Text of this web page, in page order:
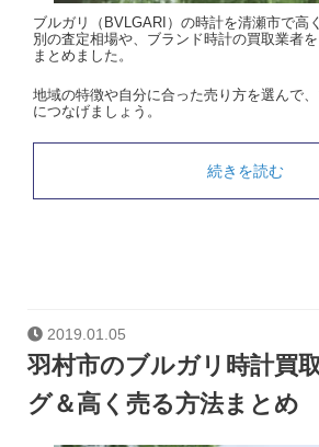
ブルガリ（BVLGARI）の時計を清瀬市で高
別の査定相場や、ブランド時計の買取業者
まとめました。
地域の特徴や自分に合った売り方を選んで
につなげましょう。
続きを読む
2019.01.05
羽村市のブルガリ時計買
グ＆高く売る方法まとめ